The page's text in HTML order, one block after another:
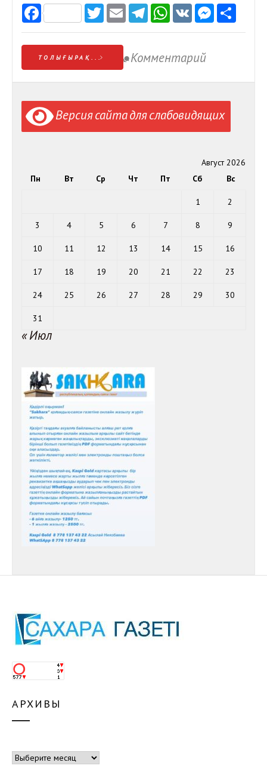
FacebookTwitter
EmailTelegram
WhatsApp
VK
ТОЛЫҒЫРАҚ... Комментарий
Версия сайта для слабовидящих
Август 2026
Пн
Вт Ср Чт Пт Сб Вс
1 2
3 4 5 6 7 8 9
10 11 12 13 14 15 16
17 18 19 20 21 22 23
24 25 26 27 28 29 30
31
« Июл
АРХИВЫ
Архивы